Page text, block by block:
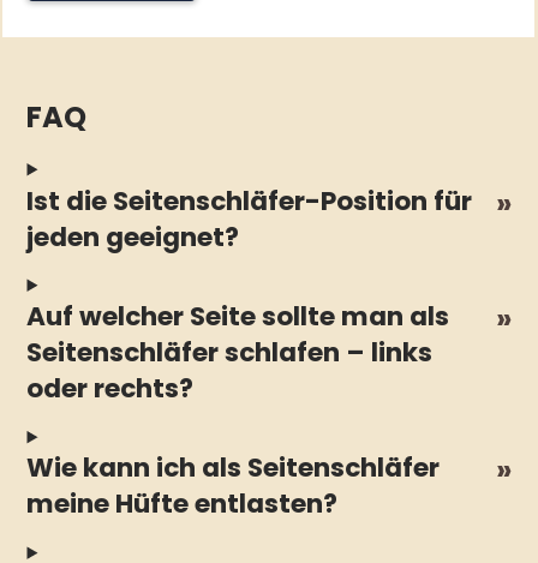
FAQ
Ist die Seitenschläfer-Position für
jeden geeignet?
Auf welcher Seite sollte man als
Seitenschläfer schlafen – links
oder rechts?
Wie kann ich als Seitenschläfer
meine Hüfte entlasten?